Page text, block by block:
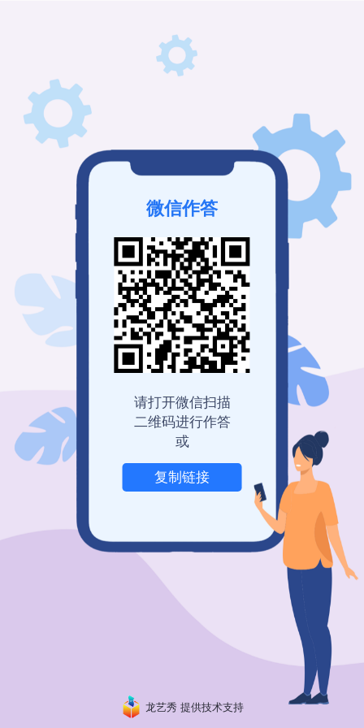
该问卷未发布
登录查看历史记录 我也要免费创建
粤ICP备19150304号
举报
微信作答
请打开微信扫描
二维码进行作答
或
复制链接
龙艺秀 提供技术支持